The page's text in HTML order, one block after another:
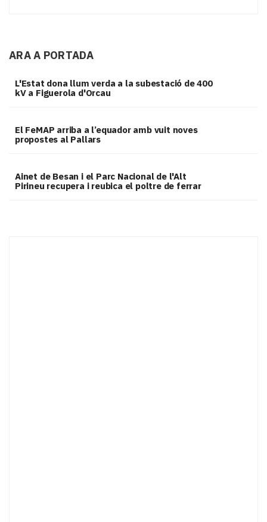
ARA A PORTADA
L'Estat dona llum verda a la subestació de 400
kV a Figuerola d'Orcau
El FeMAP arriba a l’equador amb vuit noves
propostes al Pallars
Ainet de Besan i el Parc Nacional de l'Alt
Pirineu recupera i reubica el poltre de ferrar